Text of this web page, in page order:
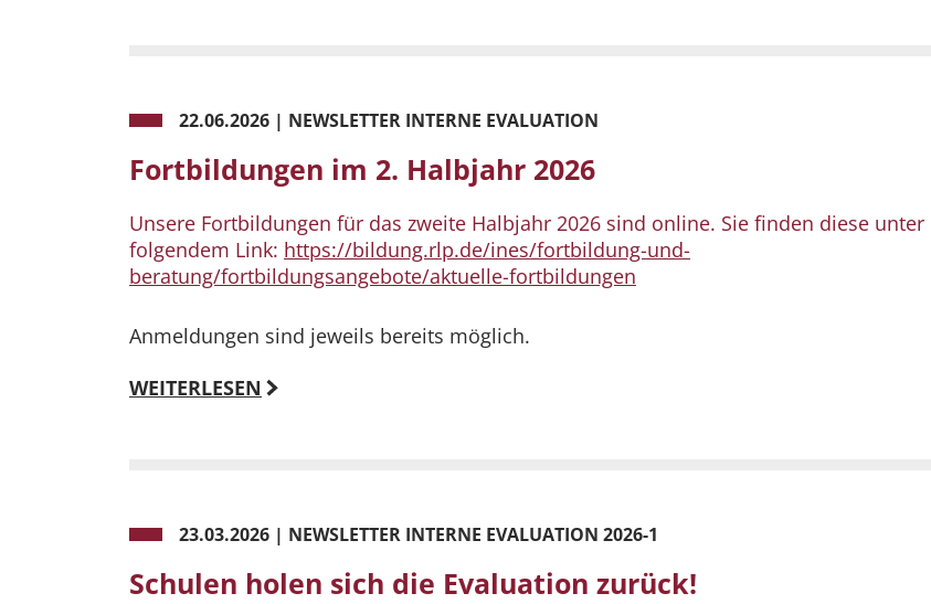
22.06.2026 | NEWSLETTER INTERNE EVALUATION
Fortbildungen im 2. Halbjahr 2026
Unsere Fortbildungen für das zweite Halbjahr 2026 sind online. Sie finden diese unter
folgendem Link: https://bildung.rlp.de/ines/fortbildung-und-
beratung/fortbildungsangebote/aktuelle-fortbildungen
Anmeldungen sind jeweils bereits möglich.
WEITERLESEN
23.03.2026 | NEWSLETTER INTERNE EVALUATION 2026-1
Schulen holen sich die Evaluation zurück!